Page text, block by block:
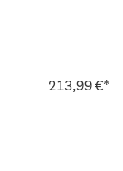
213,99 €*